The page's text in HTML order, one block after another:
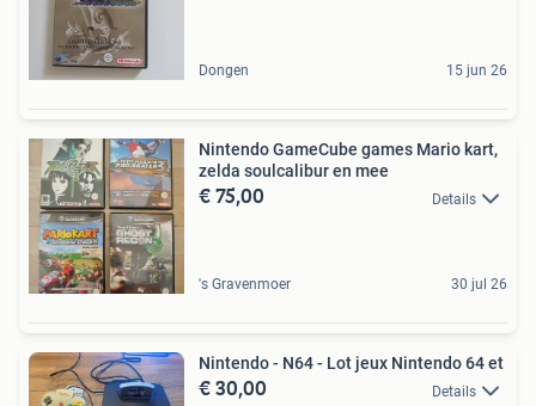
Dongen 15 jun 26
Nintendo GameCube games Mario kart,
zelda soulcalibur en mee
€ 75,00 Details
's Gravenmoer 30 jul 26
Nintendo - N64 - Lot jeux Nintendo 64 et
€ 30,00 Details